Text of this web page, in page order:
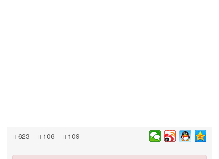
623 106 109